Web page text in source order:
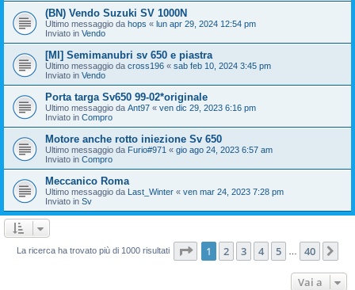
(BN) Vendo Suzuki SV 1000N
Ultimo messaggio da hops « lun apr 29, 2024 12:54 pm
Inviato in Vendo
[MI] Semimanubri sv 650 e piastra
Ultimo messaggio da cross196 « sab feb 10, 2024 3:45 pm
Inviato in Vendo
Porta targa Sv650 99-02*originale
Ultimo messaggio da Ant97 « ven dic 29, 2023 6:16 pm
Inviato in Compro
Motore anche rotto iniezione Sv 650
Ultimo messaggio da Furio#971 « gio ago 24, 2023 6:57 am
Inviato in Compro
Meccanico Roma
Ultimo messaggio da Last_Winter « ven mar 24, 2023 7:28 pm
Inviato in Sv
La ricerca ha trovato più di 1000 risultati Pagina di 40
1 2 3 4 5 40
Vai a